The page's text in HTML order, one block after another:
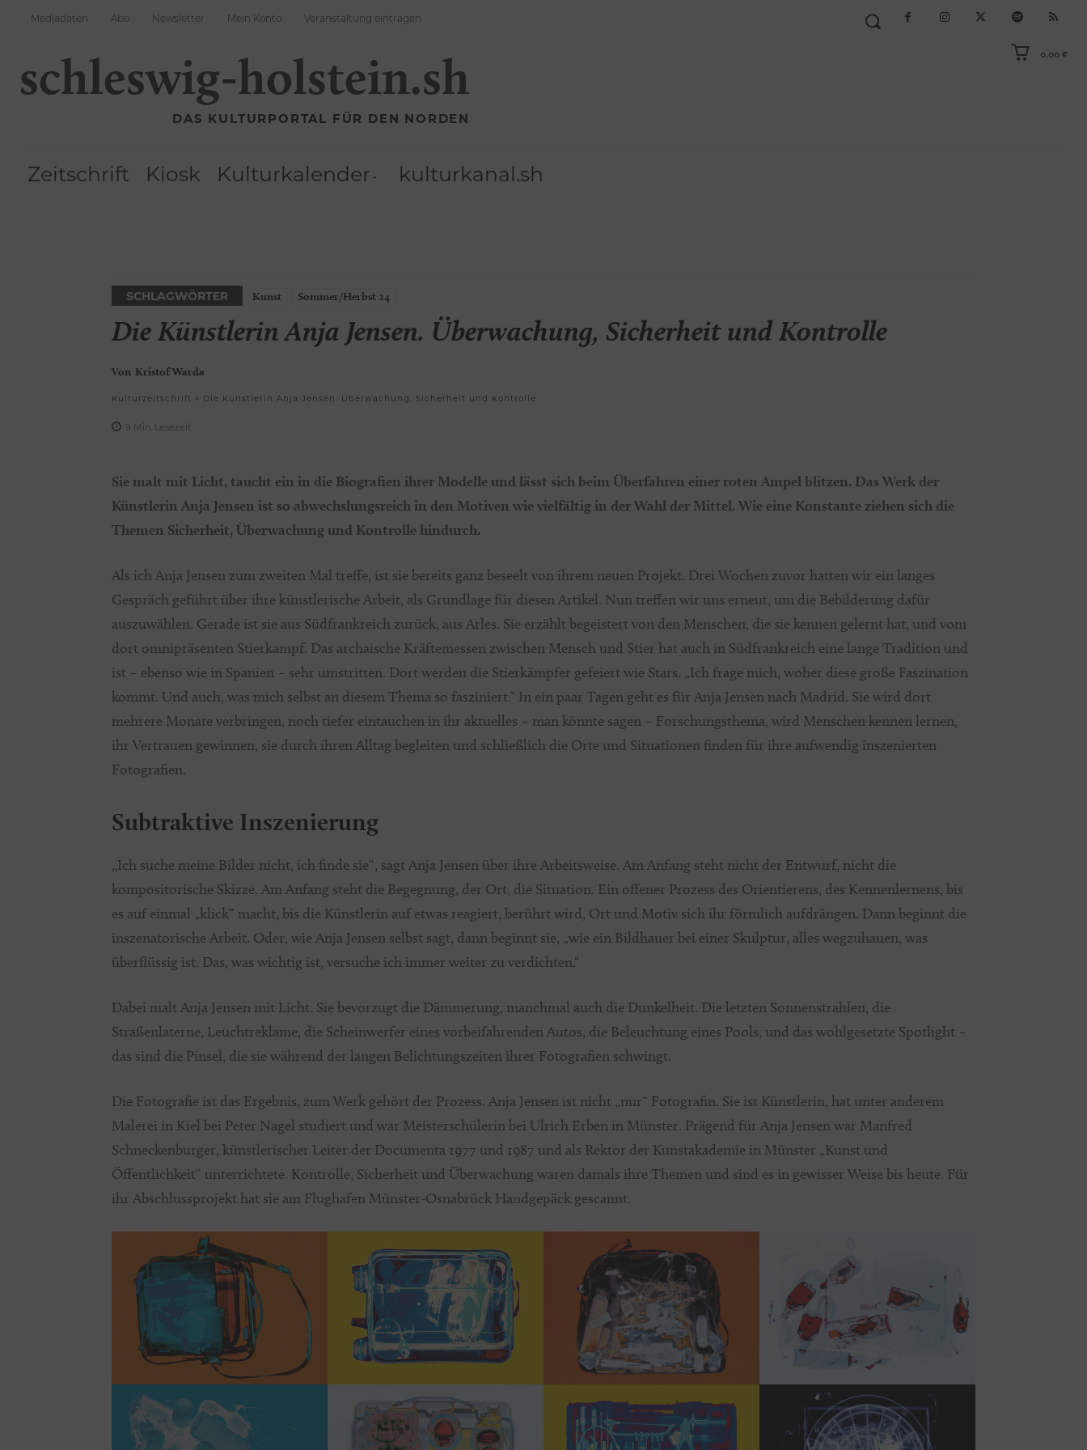
Mediadaten Abo Newsletter Mein Konto Veranstaltung eintragen
schleswig-holstein.sh
DAS KULTURPORTAL FÜR DEN NORDEN
0,00 €
Zeitschrift Kiosk Kulturkalender kulturkanal.sh
SCHLAGWÖRTER Kunst Sommer/Herbst 24
Die Künstlerin Anja Jensen. Überwachung, Sicherheit und Kontrolle
Von Kristof Warda
Kulturzeitschrift Die Künstlerin Anja Jensen. Überwachung, Sicherheit und Kontrolle
9 Min. Lesezeit
Sie malt mit Licht, taucht ein in die Biografien ihrer Modelle und lässt sich beim Überfahren einer roten Ampel blitzen. Das Werk der
Künstlerin Anja Jensen ist so abwechslungsreich in den Motiven wie vielfältig in der Wahl der Mittel. Wie eine Konstante ziehen sich die
Themen Sicherheit, Überwachung und Kontrolle hindurch.
Als ich Anja Jensen zum zweiten Mal treffe, ist sie bereits ganz beseelt von ihrem neuen Projekt. Drei Wochen zuvor hatten wir ein langes
Gespräch geführt über ihre künstlerische Arbeit, als Grundlage für diesen Artikel. Nun treffen wir uns erneut, um die Bebilderung dafür
auszuwählen. Gerade ist sie aus Südfrankreich zurück, aus Arles. Sie erzählt begeistert von den Menschen, die sie kennen gelernt hat, und vom
dort omnipräsenten Stierkampf. Das archaische Kräftemessen zwischen Mensch und Stier hat auch in Südfrankreich eine lange Tradition und
ist – ebenso wie in Spanien – sehr umstritten. Dort werden die Stierkämpfer gefeiert wie Stars. „Ich frage mich, woher diese große Faszination
kommt. Und auch, was mich selbst an diesem Thema so fasziniert.“ In ein paar Tagen geht es für Anja Jensen nach Madrid. Sie wird dort
mehrere Monate verbringen, noch tiefer eintauchen in ihr aktuelles – man könnte sagen – Forschungsthema, wird Menschen kennen lernen,
ihr Vertrauen gewinnen, sie durch ihren Alltag begleiten und schließlich die Orte und Situationen finden für ihre aufwendig inszenierten
Fotografien.
Subtraktive Inszenierung
„Ich suche meine Bilder nicht, ich finde sie“, sagt Anja Jensen über ihre Arbeitsweise. Am Anfang steht nicht der Entwurf, nicht die
kompositorische Skizze. Am Anfang steht die Begegnung, der Ort, die Situation. Ein offener Prozess des Orientierens, des Kennenlernens, bis
es auf einmal „klick“ macht, bis die Künstlerin auf etwas reagiert, berührt wird, Ort und Motiv sich ihr förmlich aufdrängen. Dann beginnt die
inszenatorische Arbeit. Oder, wie Anja Jensen selbst sagt, dann beginnt sie, „wie ein Bildhauer bei einer Skulptur, alles wegzuhauen, was
überflüssig ist. Das, was wichtig ist, versuche ich immer weiter zu verdichten.“
Dabei malt Anja Jensen mit Licht. Sie bevorzugt die Dämmerung, manchmal auch die Dunkelheit. Die letzten Sonnenstrahlen, die
Straßenlaterne, Leuchtreklame, die Scheinwerfer eines vorbeifahrenden Autos, die Beleuchtung eines Pools, und das wohlgesetzte Spotlight –
das sind die Pinsel, die sie während der langen Belichtungszeiten ihrer Fotografien schwingt.
Die Fotografie ist das Ergebnis, zum Werk gehört der Prozess. Anja Jensen ist nicht „nur“ Fotografin. Sie ist Künstlerin, hat unter anderem
Malerei in Kiel bei Peter Nagel studiert und war Meisterschülerin bei Ulrich Erben in Münster. Prägend für Anja Jensen war Manfred
Schneckenburger, künstlerischer Leiter der Documenta 1977 und 1987 und als Rektor der Kunstakademie in Münster „Kunst und
Öffentlichkeit“ unterrichtete. Kontrolle, Sicherheit und Überwachung waren damals ihre Themen und sind es in gewisser Weise bis heute. Für
ihr Abschlussprojekt hat sie am Flughafen Münster-Osnabrück Handgepäck gescannt.